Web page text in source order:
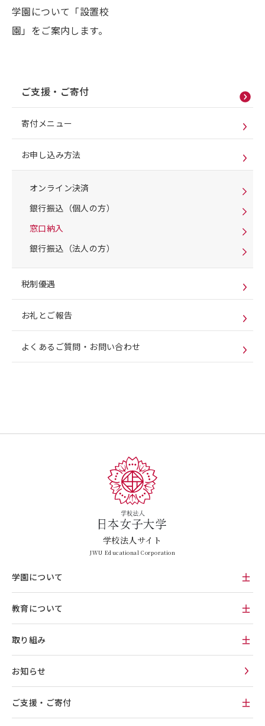
学園について「設置校
園」をご案内します。
ご支援・ご寄付
寄付メニュー
お申し込み方法
オンライン決済
銀行振込（個人の方）
窓口納入
銀行振込（法人の方）
税制優遇
お礼とご報告
よくあるご質問・お問い合わせ
学校法人サイト
JWU Educational Corporation
学園について
教育について
取り組み
お知らせ
ご支援・ご寄付